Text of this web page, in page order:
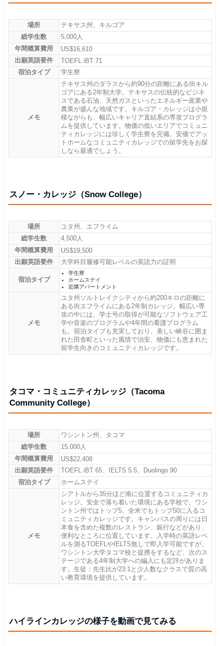
場所
テキサス州、キルゴア
総学生数
5,000人
年間概算費用
US$16,610
出願英語要件
TOEFL iBT 71
宿泊タイプ
学生寮
メモ
テキサス州のダラスから約90分の距離にある街キル
ゴアにある2年制大学。テキサスの伝統的なビジネ
スである石油、天然ガスといったエネルギー産業や
農業が盛んな地域です。キルゴア・カレッジは小規
模ながらも、幅広いキャリア直結系の専攻プログラ
ムを提供しています。物価の低いエリアでコミュニ
ティカレッジには珍しく学生寮を完備。安価でアッ
トホームなコミュニティカレッジでの留学先をお探
しなら最適でしょう。
スノー・カレッジ（Snow College）
場所
ユタ州、エフライム
総学生数
4,500人
年間概算費用
US$19,500
出願英語要件
大学科目履修可能レベルの英語力の証明
宿泊タイプ
学生寮
ホームステイ
近隣アパートメント
メモ
ユタ州ソルトレイクシティから約200キロの距離に
ある街エフライムにある2年制カレッジ。幅広い専
攻の中には、学士号の取得が可能なソフトウェア工
学や音楽のプログラムや4年間の看護プログラム
も。宿泊タイプも充実しており、美しい峡谷に囲ま
れた田舎町といった風情で治安、物価にも恵まれた
留学生向きのコミュニティカレッジです。
タコマ・コミュニティカレッジ（Tacoma
Community College）
場所
ワシントン州、タコマ
総学生数
15,000人
年間概算費用
US$22,408
出願英語要件
TOEFL iBT 65、IELTS 5.5、Duolingo 90
宿泊タイプ
ホームステイ
メモ
シアトルから35分ほど南に位置するコミュニティカ
レッジ。安全で落ち着いた環境にある学校で、ワシ
ントン州ではトップ5、全米でもトップ50に入るコ
ミュニティカレッジです。キャンパスの周りには日
本食を含めた複数のレストラン、銀行などがあり、
便利なところに位置しています。入学時の英語レベ
ルを測るTOEFLやIELTS無しで即入学可能ですが、
ワシントン大学タコマ校と提携をするなど、次のス
テージである4年制大学への編入にも定評がありま
す。生徒：先生比が23:1と少人数なクラスで質の高
い教育環境を提供しています。
ハイラインカレッジの様子を動画で見てみる